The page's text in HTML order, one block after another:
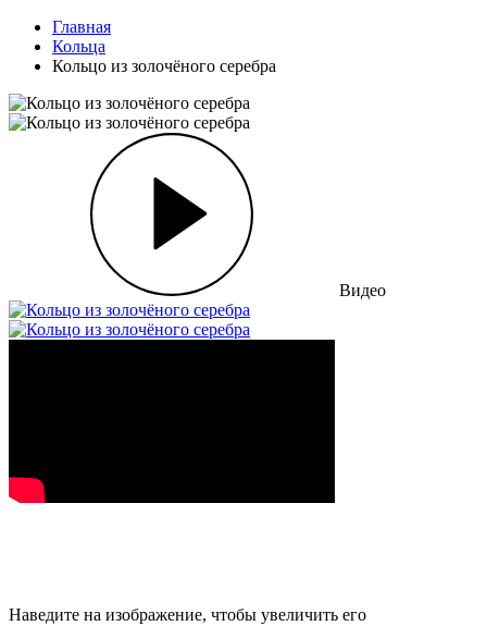
Главная
Кольца
Кольцо из золочёного серебра
Видео
Наведите на изображение, чтобы увеличить его